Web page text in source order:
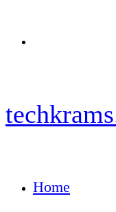
Home